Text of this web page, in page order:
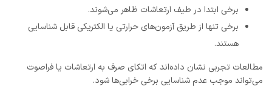
برخی ابتدا در طیف ارتعاشات ظاهر می‌شوند.
برخی تنها از طریق آزمون‌های حرارتی یا الکتریکی قابل شناسایی
هستند.
مطالعات تجربی نشان داده‌اند که اتکای صرف به ارتعاشات یا فراصوت
می‌تواند موجب عدم شناسایی برخی خرابی‌ها شود.